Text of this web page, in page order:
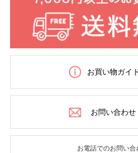
お買い物ガイ
お問い合わせ
お電話でのお問い合